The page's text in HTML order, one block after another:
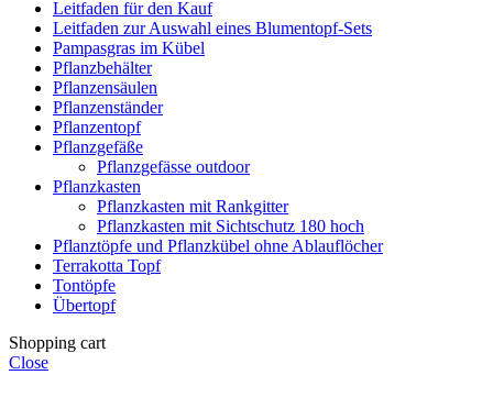
Leitfaden für den Kauf
Leitfaden zur Auswahl eines Blumentopf-Sets
Pampasgras im Kübel
Pflanzbehälter
Pflanzensäulen
Pflanzenständer
Pflanzentopf
Pflanzgefäße
Pflanzgefässe outdoor
Pflanzkasten
Pflanzkasten mit Rankgitter
Pflanzkasten mit Sichtschutz 180 hoch
Pflanztöpfe und Pflanzkübel ohne Ablauflöcher
Terrakotta Topf
Tontöpfe
Übertopf
Shopping cart
Close